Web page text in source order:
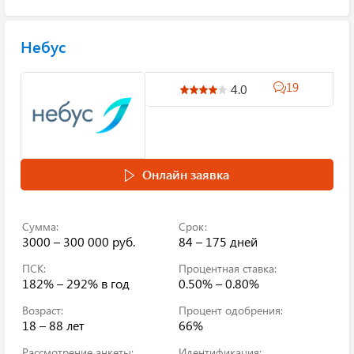
Небус
4.0 19
Онлайн заявка
Сумма:
3000 – 300 000 руб.
Срок:
84 – 175 дней
ПСК:
182% – 292% в год
Процентная ставка:
0.50% – 0.80%
Возраст:
18 – 88 лет
Процент одобрения:
66%